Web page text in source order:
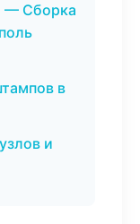
— Сборка
в
и